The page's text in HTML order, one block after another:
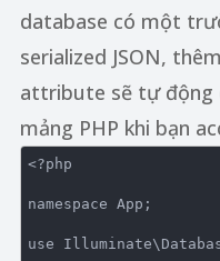
database có một
serialized JSON,
attribute sẽ tự động
mảng PHP khi bạn
<?php
namespace App ;
use Illuminate\